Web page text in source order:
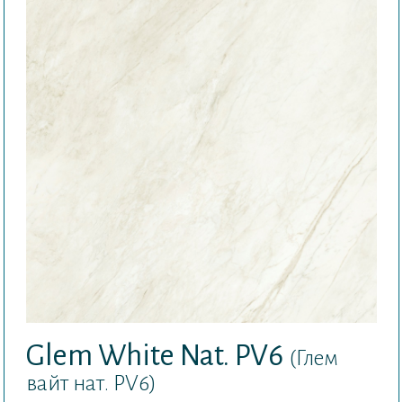
Glem White Nat. PV6 (Глем
вайт нат. PV6)